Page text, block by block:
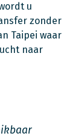
u
zonder
Taipei waar
naar